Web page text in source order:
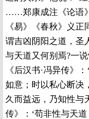
……郑康成注《论语
《易》《春秋》义
谓吉凶阴阳之道，圣
与天道又何别焉?一
《后汉书·冯异传》
如意；时以私心断决
久而益远，乃知性与
传》：‘苟非性与天